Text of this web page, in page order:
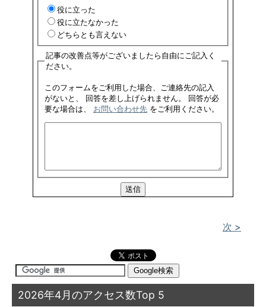
役に立った
役に立たなかった
どちらとも言えない
記事の改善点等がございましたら自由にご記入く
ださい。
このフォームをご利用した場合、ご連絡先の記入
がないと、 回答を差し上げられません。 回答が必
要な場合は、 お問い合わせ先 をご利用ください。
次 >
2026年4月のアクセス数Top 5